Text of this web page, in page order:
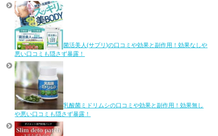
菌活美人(サプリ)の口コミや効果と副作用！効果なしや
悪い口コミも隠さず暴露！
乳酸菌ミドリムシの口コミや効果と副作用！効果無し
や悪い口コミも隠さず暴露！